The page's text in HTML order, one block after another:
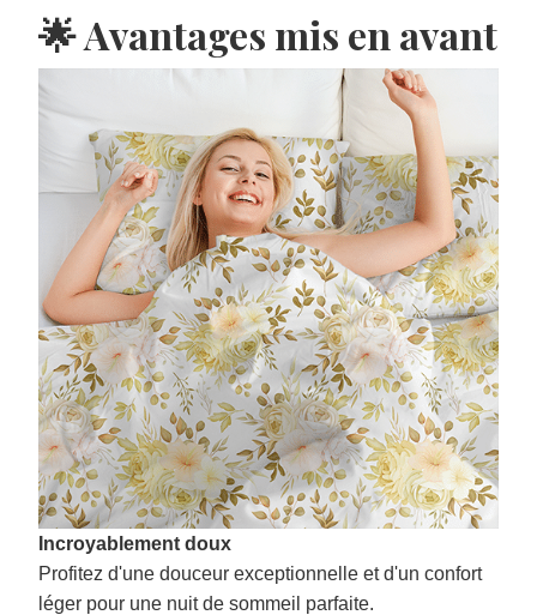
🌟 Avantages mis en avant
Incroyablement doux
Profitez d'une douceur exceptionnelle et d'un confort
léger pour une nuit de sommeil parfaite.